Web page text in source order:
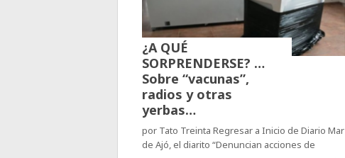
¿A QUÉ
SORPRENDERSE? …
Sobre “vacunas”,
radios y otras
yerbas…
por Tato Treinta Regresar a Inicio de Diario Mar
de Ajó, el diarito “Denuncian acciones de